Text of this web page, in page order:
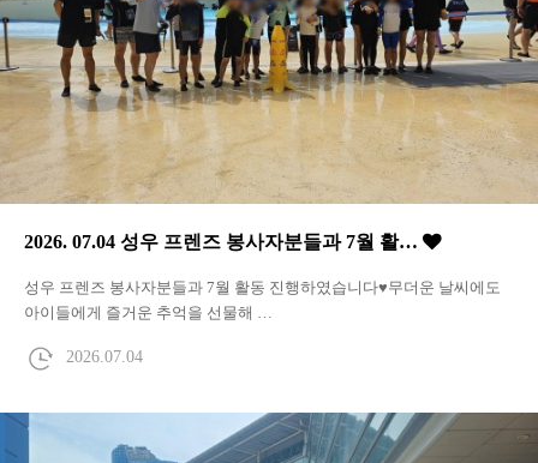
2026. 07.04 성우 프렌즈 봉사자분들과 7월 활…
성우 프렌즈 봉사자분들과 7월 활동 진행하였습니다♥무더운 날씨에도
아이들에게 즐거운 추억을 선물해 …
2026.07.04